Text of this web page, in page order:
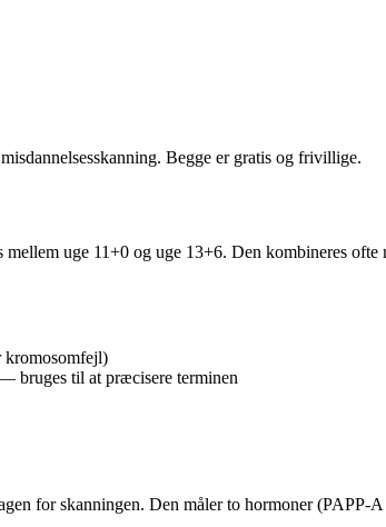
Begge er gratis og frivillige.
uge 11+0 og uge 13+6. Den kombineres
kromosomfejl)
bruges til at præcisere terminen
for skanningen. Den måler to hormoner